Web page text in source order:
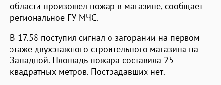
области произошел пожар в магазине, сообщает
региональное ГУ МЧС.
В 17.58 поступил сигнал о загорании на первом
этаже двухэтажного строительного магазина на
Западной. Площадь пожара составила 25
квадратных метров. Пострадавших нет.